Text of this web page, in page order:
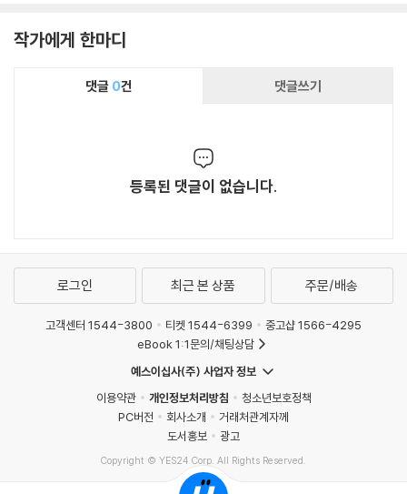
작가에게 한마디
댓글 0건 댓글쓰기
등록된 댓글이 없습니다.
로그인 최근 본 상품 주문/배송
고객센터 1544-3800 티켓 1544-6399
중고샵 1566-4295
eBook 1:1문의/채팅상담
예스이십사(주) 사업자 정보
이용약관
개인정보처리방침
청소년보호정책
PC버전
회사소개
거래처관계자께
도서홍보
광고
Copyright © YES24 Corp. All Rights Reserved.